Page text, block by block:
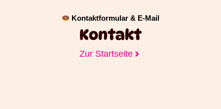
Kontaktformular & E-Mail
Kontakt
Zur Startseite